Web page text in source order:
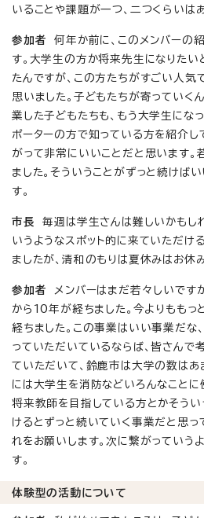
いることや課題が一つ、二つくらいはあ
参加者
何年か前に、このメンバーの
す。大学生の方か将来先生になりたい
たんですが、この方たちがすごい人気
思いました。子どもたちが寄っていく
業した子どもたちも、もう大学生にな
ポーターの方で知っている方を紹介し
がって非常にいいことだと思います。
ました。そういうことがずっと続けば
す。
市長
毎週は学生さんは難しいかもし
いうようなスポット的に来ていただけ
ましたが、清和のもりは夏休みはお休
参加者
メンバーはまだ若々しいです
から10年が経ちました。今よりももっ
経ちました。この事業はいい事業だな
っていただいているならば、皆さんで
ていただいて、鈴鹿市は大学の数はあ
には大学生を消防などいろんなことに
将来教師を目指している方とかそう
けるとずっと続いていく事業だと思っ
れをお願いします。次に繋がっていう
す。
体験型の活動について